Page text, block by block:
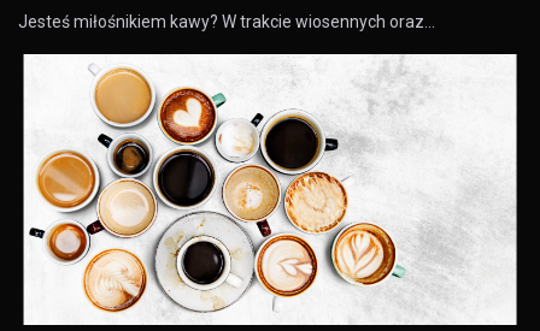
Jesteś miłośnikiem kawy? W trakcie wiosennych oraz…